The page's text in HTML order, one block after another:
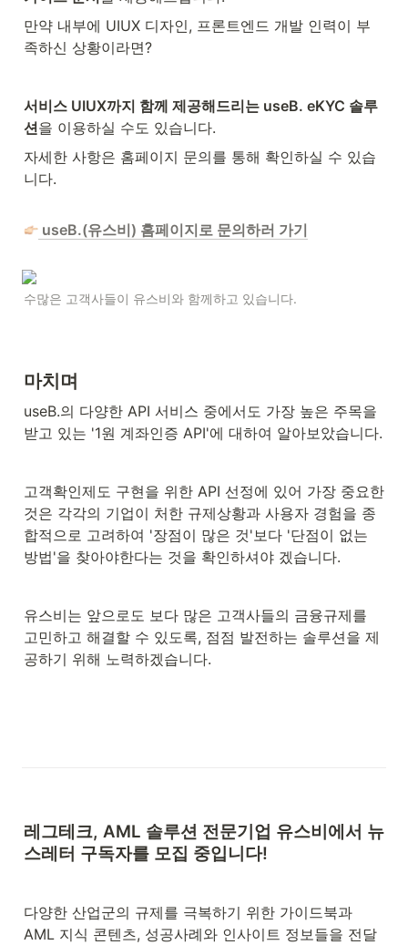
만약 내부에 UIUX 디자인, 프론트엔드 개발 인력이 부
족하신 상황이라면?
서비스 UIUX까지 함께 제공해드리는 useB. eKYC 솔루
션을 이용하실 수도 있습니다.
자세한 사항은 홈페이지 문의를 통해 확인하실 수 있습
니다.
useB.(유스비) 홈페이지로 문의하러 가기
수많은 고객사들이 유스비와 함께하고 있습니다.
마치며
useB.의 다양한 API 서비스 중에서도 가장 높은 주목을
받고 있는 '1원 계좌인증 API'에 대하여 알아보았습니다.
고객확인제도 구현을 위한 API 선정에 있어 가장 중요한
것은 각각의 기업이 처한 규제상황과 사용자 경험을 종
합적으로 고려하여 '장점이 많은 것'보다 '단점이 없는
방법'을 찾아야한다는 것을 확인하셔야 겠습니다.
유스비는 앞으로도 보다 많은 고객사들의 금융규제를
고민하고 해결할 수 있도록, 점점 발전하는 솔루션을 제
공하기 위해 노력하겠습니다.
레그테크, AML 솔루션 전문기업 유스비에서 뉴
스레터 구독자를 모집 중입니다!
다양한 산업군의 규제를 극복하기 위한 가이드북과
AML 지식 콘텐츠, 성공사례와 인사이트 정보들을 전달